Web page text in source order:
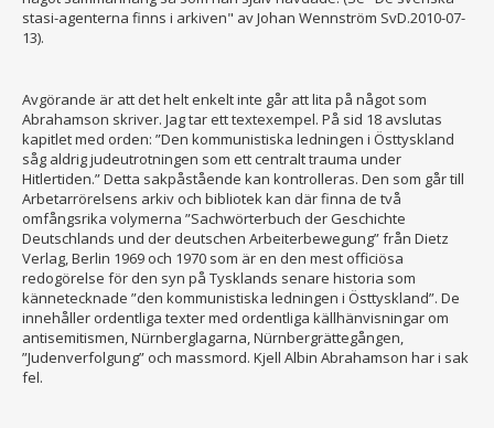
stasi-agenterna finns i arkiven" av Johan Wennström SvD.2010-07-
13).
Avgörande är att det helt enkelt inte går att lita på något som
Abrahamson skriver. Jag tar ett textexempel. På sid 18 avslutas
kapitlet med orden: ”Den kommunistiska ledningen i Östtyskland
såg aldrig judeutrotningen som ett centralt trauma under
Hitlertiden.” Detta sakpåstående kan kontrolleras. Den som går till
Arbetarrörelsens arkiv och bibliotek kan där finna de två
omfångsrika volymerna ”Sachwörterbuch der Geschichte
Deutschlands und der deutschen Arbeiterbewegung” från Dietz
Verlag, Berlin 1969 och 1970 som är en den mest officiösa
redogörelse för den syn på Tysklands senare historia som
kännetecknade ”den kommunistiska ledningen i Östtyskland”. De
innehåller ordentliga texter med ordentliga källhänvisningar om
antisemitismen, Nürnberglagarna, Nürnbergrättegången,
”Judenverfolgung” och massmord. Kjell Albin Abrahamson har i sak
fel.